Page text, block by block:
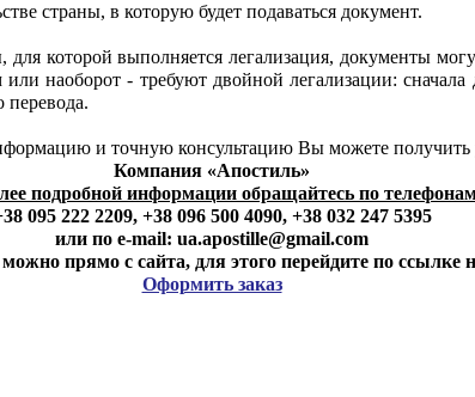
страны, в которую будет подаваться документ.
для которой выполняется легализация, документы
наоборот - требуют двойной легализации: сначала
перевода.
и точную консультацию Вы можете получить
Компания «Апостиль»
подробной информации обращайтесь по
095 222 2209, +38 096 500 4090, +38 032 247 5395
или по e-mail: ua.apostille@gmail.com
прямо с сайта, для этого перейдите по ссылке
Оформить заказ